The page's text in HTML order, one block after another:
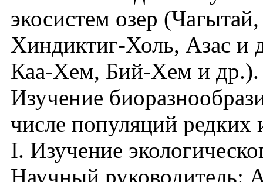
экосистем озер
Хиндиктиг-Холь, Азас и
Каа-Хем, Бий-Хем и др.).
Изучение
числе популяций
I. Изучение
Научный руководитель: